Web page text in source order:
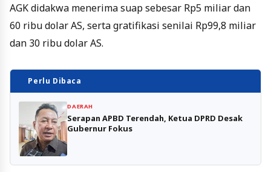
AGK didakwa menerima suap sebesar Rp5 miliar dan
60 ribu dolar AS, serta gratifikasi senilai Rp99,8 miliar
dan 30 ribu dolar AS.
Perlu Dibaca
DAERAH
Serapan APBD Terendah, Ketua DPRD Desak
Gubernur Fokus